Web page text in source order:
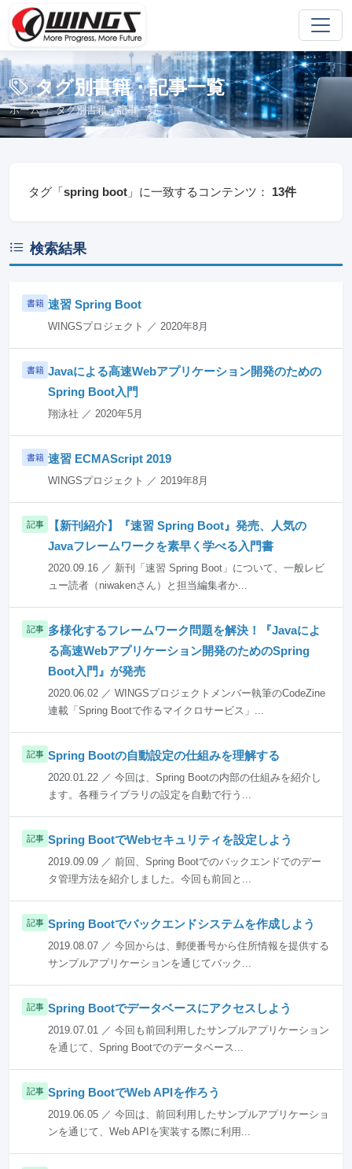
タグ別書籍・記事一覧
ホーム タグ別書籍・記事一覧
タグ「spring boot 」に一致するコンテンツ： 13件
検索結果
書籍 速習 Spring Boot
WINGSプロジェクト ／ 2020年8月
書籍 Javaによる高速Webアプリケーション開発のための
Spring Boot入門
翔泳社 ／ 2020年5月
書籍 速習 ECMAScript 2019
WINGSプロジェクト ／ 2019年8月
記事
【新刊紹介】『速習 Spring Boot』発売、人気の
Javaフレームワークを素早く学べる入門書
2020.09.16 ／ 新刊「速習 Spring Boot」について、一般レビ
ュー読者（niwakenさん）と担当編集者か...
記事 多様化するフレームワーク問題を解決！『Javaによ
る高速Webアプリケーション開発のためのSpring
Boot入門』が発売
2020.06.02 ／ WINGSプロジェクトメンバー執筆のCodeZine
連載「Spring Bootで作るマイクロサービス」...
記事 Spring Bootの自動設定の仕組みを理解する
2020.01.22 ／ 今回は、Spring Bootの内部の仕組みを紹介し
ます。各種ライブラリの設定を自動で行う...
記事 Spring BootでWebセキュリティを設定しよう
2019.09.09 ／ 前回、Spring Bootでのバックエンドでのデー
タ管理方法を紹介しました。今回も前回と...
記事 Spring Bootでバックエンドシステムを作成しよう
2019.08.07 ／ 今回からは、郵便番号から住所情報を提供する
サンプルアプリケーションを通じてバック...
記事 Spring Bootでデータベースにアクセスしよう
2019.07.01 ／ 今回も前回利用したサンプルアプリケーション
を通じて、Spring Bootでのデータベース...
記事 Spring BootでWeb APIを作ろう
2019.06.05 ／ 今回は、前回利用したサンプルアプリケーショ
ンを通じて、Web APIを実装する際に利用...